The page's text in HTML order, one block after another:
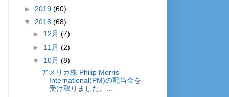
► 2019 (60)
▼ 2018 (68)
► 12月 (7)
► 11月 (2)
▼ 10月 (8)
アメリカ株 Philip Morris
International(PM)の配当金を
受け取りました。...